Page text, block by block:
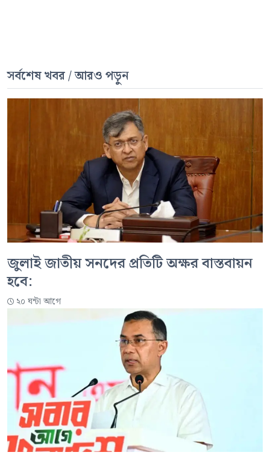
সর্বশেষ খবর / আরও পড়ুন
জুলাই জাতীয় সনদের প্রতিটি অক্ষর বাস্তবায়ন
হবে:
২০ ঘন্টা আগে